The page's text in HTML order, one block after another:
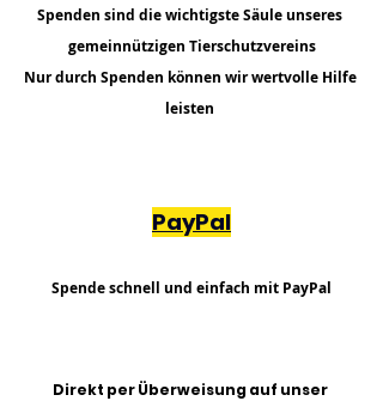
Spenden sind die wichtigste Säule unseres
gemeinnützigen Tierschutzvereins
Nur durch Spenden können wir wertvolle Hilfe
leisten
PayPal
Spende schnell und einfach mit PayPal
Direkt per Überweisung auf unser